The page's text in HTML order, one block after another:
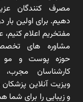
مصرف کنندگان
دهیم. برای اولین بار
مفتخریم اعلام کنیم،
مشاوره های
حوزه پوست و مو
کارشناسان مجرب،
ویزیت آنلاین
و زیبایی را برای شما